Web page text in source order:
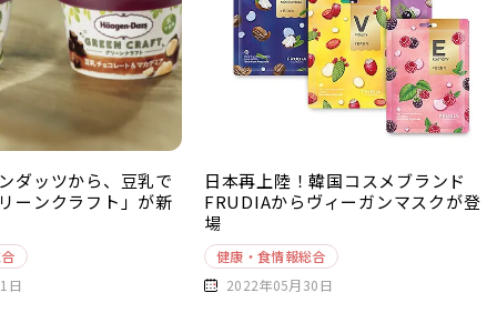
ダッツから、豆乳で
ーンクラフト」が新
日
日本再上陸！韓国コスメブランド
FRUDIAからヴィーガンマスクが登
場
健康・食情報総合
2022年05月30日